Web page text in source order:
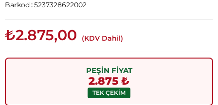
Barkod:5237328622002
₺2.875,00 (KDV Dahil)
PEŞİN FİYAT
2.875 ₺
TEK ÇEKİM